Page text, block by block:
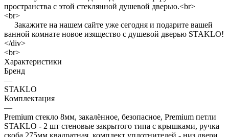
пространства с этой стеклянной душевой дверью.<br>
<br>
Закажите на нашем сайте уже сегодня и подарите вашей
ванной комнате новое изящество с душевой дверью STAKLO!
</div>
<br>
Характеристики
Бренд
—
STAKLO
Комплектация
—
Premium стекло 8мм, закалённое, безопасное, Premium петли
STAKLO - 2 шт стеновые закрытого типа с крышками, ручка
скоба 275мм квадратная, комплект уплотнителей - низ двери,